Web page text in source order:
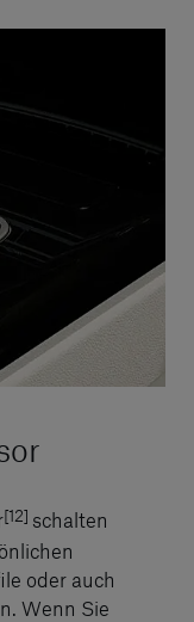
[12] schalten
oder auch
Wenn Sie